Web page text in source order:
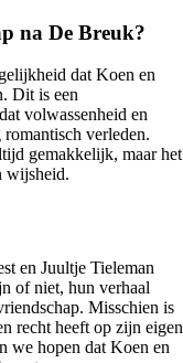
na De Breuk?
dat Koen en
Dit is een
volwassenheid en
verleden.
gemakkelijk, maar het
wijsheid.
en Juultje Tieleman
of niet, hun verhaal
Misschien is
recht heeft op zijn eigen
we hopen dat Koen en